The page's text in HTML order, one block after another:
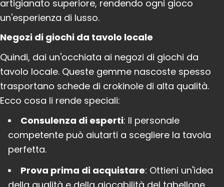
artigianato superiore, rendendo ogni gioco
un'esperienza di lusso.
Negozi di giochi da tavolo locale
Quindi, dai un'occhiata ai negozi di giochi da
tavolo locale. Queste gemme nascoste spesso
trasportano schede di crokinole di alta qualità.
Ecco cosa li rende speciali:
Consulenza di esperti: Il personale
competente può aiutarti a scegliere la tavola
perfetta.
Prova prima di acquistare: Ottieni un'idea